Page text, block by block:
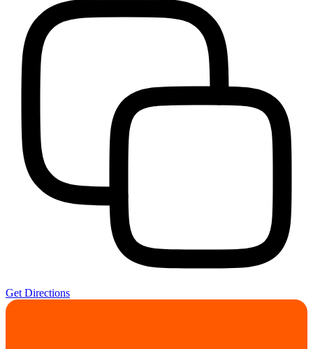
Get Directions